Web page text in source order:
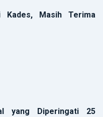
Masih Terima
yang Diperingati 25